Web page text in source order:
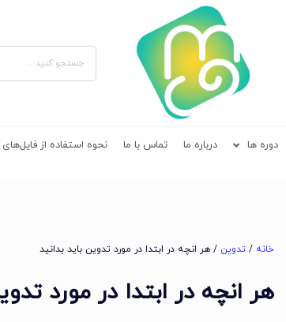
دوره ها درباره ما تماس با ما نحوه استفاده از
خانه / تدوین / هر انچه در ابتدا در مورد تدوین باید بدانید
هر انچه در ابتدا در مورد